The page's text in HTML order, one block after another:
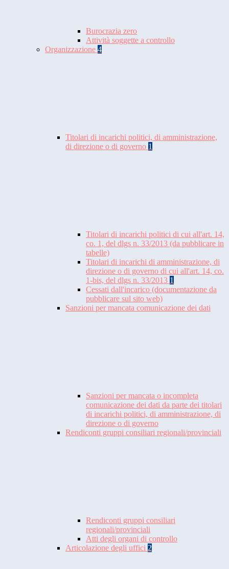
Burocrazia zero
Attività soggette a controllo
Organizzazione 4
Titolari di incarichi politici, di amministrazione,
di direzione o di governo 1
Titolari di incarichi politici di cui all'art. 14,
co. 1, del dlgs n. 33/2013 (da pubblicare in
tabelle)
Titolari di incarichi di amministrazione, di
direzione o di governo di cui all'art. 14, co.
1-bis, del dlgs n. 33/2013 1
Cessati dall'incarico (documentazione da
pubblicare sul sito web)
Sanzioni per mancata comunicazione dei dati
Sanzioni per mancata o incompleta
comunicazione dei dati da parte dei titolari
di incarichi politici, di amministrazione, di
direzione o di governo
Rendiconti gruppi consiliari regionali/provinciali
Rendiconti gruppi consiliari
regionali/provinciali
Atti degli organi di controllo
Articolazione degli uffici 2